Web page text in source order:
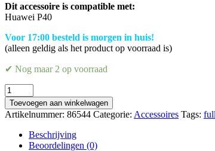
was:
€7.99.
is:
€3.99.
Dit accessoire is compatible met:
Huawei P40
Voor 17:00 besteld is morgen in huis!
(alleen geldig als het product op voorraad is)
✔ Nog maar 2 op voorraad
Huawei
P40
Tempered
Glass
(Screen
Protector)
Toevoegen aan winkelwagen
Artikelnummer: 86544 Categorie: Accessoires Tags:
Beschrijving
Beoordelingen (0)